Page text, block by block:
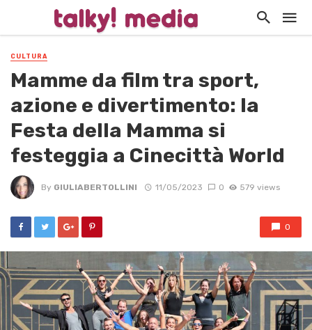
CULTURA
Mamme da film tra sport,
azione e divertimento: la
Festa della Mamma si
festeggia a Cinecittà World
By GIULIABERTOLLINI 11/05/2023 0 579 views
0